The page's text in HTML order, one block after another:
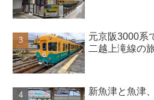
元京阪3000系
二越上滝線の
新魚津と魚津